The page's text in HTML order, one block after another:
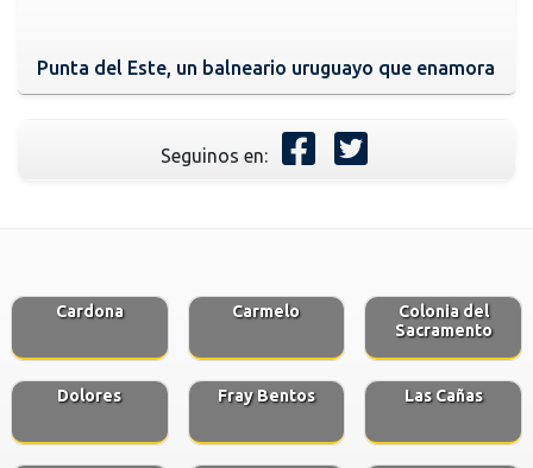
Punta del Este, un balneario uruguayo que enamora
Seguinos en:
Cardona Carmelo
Colonia del
Sacramento
Dolores Fray Bentos Las Cañas